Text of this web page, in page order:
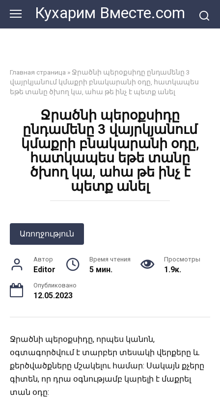
контенту
Кухарим Вместе.com
Главная страница » Ջրածնի պերօքսիդը ընդամենը 3
վայրկյանում կմաքրի բնակարանի օդը, հատկապես
եթե տանը ծխող կա, ահա թե ինչ է պետք անել
Ջրածնի պերօքսիդը
ընդամենը 3 վայրկյանում
կմաքրի բնակարանի օդը,
հատկապես եթե տանը
ծխող կա, ահա թե ինչ է
պետք անել
Առողջություն
Автор
Editor
Время чтения
5 мин.
Просмотры
1.9к.
Опубликовано
12.05.2023
Ջրածնի պերօքսիդը, որպես կանոն,
օգտագործվում է տարբեր տեսակի վերքերը և
քերծվածքները մշակելու համար: Սակայն քչերը
գիտեն, որ դրա օգնությամբ կարելի է մաքրել
տան օդը: